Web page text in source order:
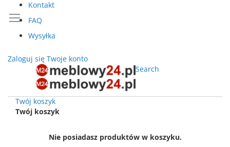
Kontakt
FAQ
Wysyłka
Zaloguj się Twoje konto
Search
Twój koszyk
Twój koszyk
Nie posiadasz produktów w koszyku.